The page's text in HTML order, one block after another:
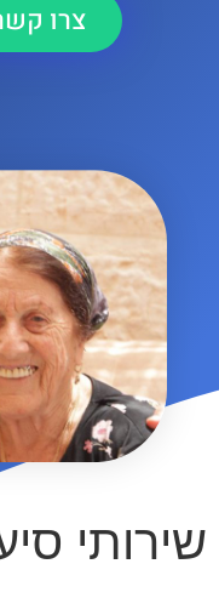
צרו קשר 02-642-
שירותי